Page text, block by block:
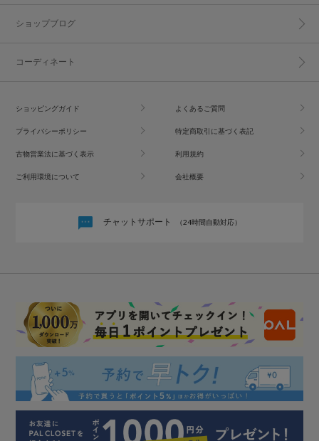
ショップブログ
コーディネート
ショッピングガイド よくあるご質問
プライバシーポリシー 特定商取引に基づく表記
古物営業法に基づく表示 利用規約
ご利用環境について 会社概要
チャットサポート （24時間自動対応）